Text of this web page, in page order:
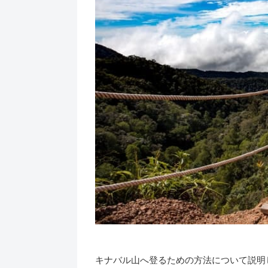
キナバル山へ登るための方法について説